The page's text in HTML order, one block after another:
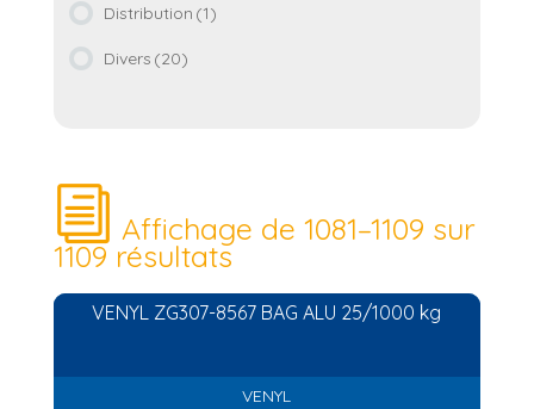
Distribution (1)
Divers (20)
Affichage de 1081–1109 sur
1109 résultats
VENYL ZG307-8567 BAG ALU 25/1000 kg
VENYL